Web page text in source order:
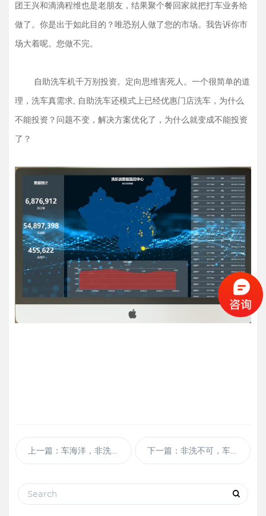
团王兴和滴滴程维也是老朋友，结果聚个餐回家就把打车业务给
做了。你是出于如此目的？唯恐别人做了您的市场。我告诉你市
场大着呢。您做不完。
自助洗车机千万别投资。定向思维害死人。一个很简单的道
理，洗车真需求, 自助洗车还模式上已经优惠门店洗车，为什么
不能投资？问题不变，解决方案优化了，为什么就变成不能投资
了？
下一篇：非洗不可，车海洋，洗乐派自助洗车机加盟注意事项